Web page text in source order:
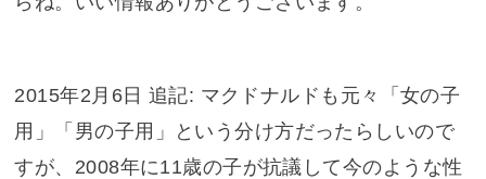
2015年2月6日 追記: マクドナルドも元々「女の子
用」「男の子用」という分け方だったらしいので
すが、2008年に11歳の子が抗議して今のような性